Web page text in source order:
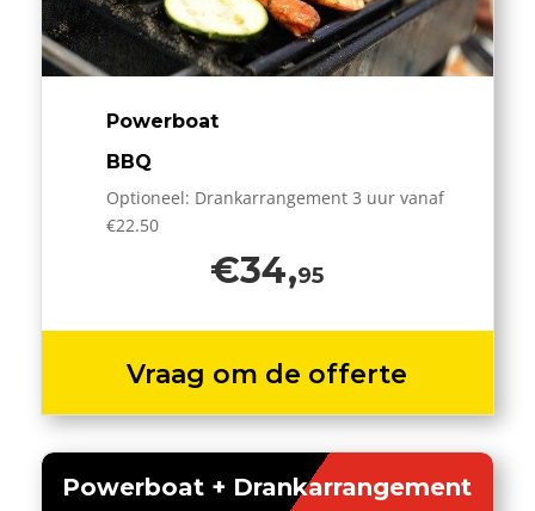
Powerboat
BBQ
Optioneel: Drankarrangement 3 uur vanaf
€22.50
€34,95
Vraag om de offerte
Powerboat + Drankarrangement